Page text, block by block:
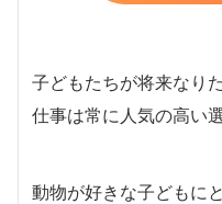
子どもたちが将来なり
仕事は常に人気の高い
動物が好きな子どもに